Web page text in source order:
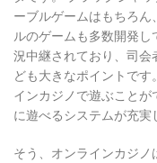
ーブルゲームはもちろ
ルのゲームも多数開発
況中継されており、司
ども大きなポイントで
インカジノで遊ぶこと
に遊べるシステムが充実
そう、オンラインカジ